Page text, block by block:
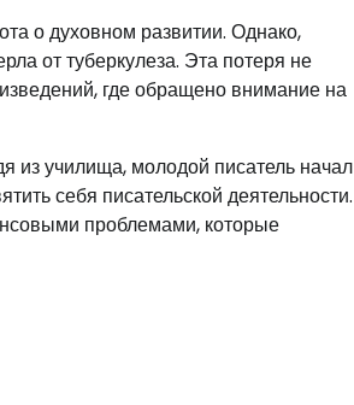
о духовном развитии. Однако,
от туберкулеза. Эта потеря не
где обращено внимание на
из училища, молодой писатель начал
себя писательской деятельности.
проблемами, которые